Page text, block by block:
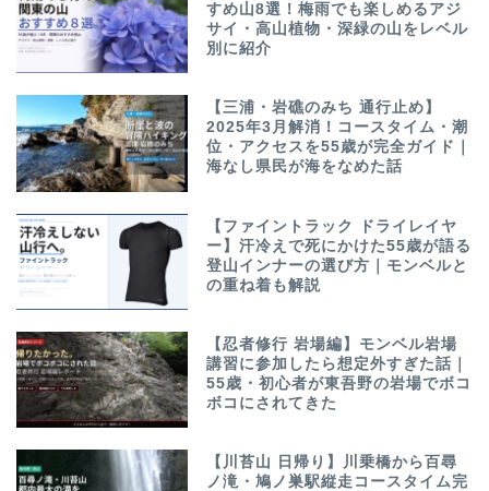
すめ山8選！梅雨でも楽しめるアジ
サイ・高山植物・深緑の山をレベル
別に紹介
【三浦・岩礁のみち 通行止め】
2025年3月解消！コースタイム・潮
位・アクセスを55歳が完全ガイド｜
海なし県民が海をなめた話
【ファイントラック ドライレイヤ
ー】汗冷えで死にかけた55歳が語る
登山インナーの選び方｜モンベルと
の重ね着も解説
【忍者修行 岩場編】モンベル岩場
講習に参加したら想定外すぎた話｜
55歳・初心者が東吾野の岩場でボコ
ボコにされてきた
【川苔山 日帰り】川乗橋から百尋
ノ滝・鳩ノ巣駅縦走コースタイム完